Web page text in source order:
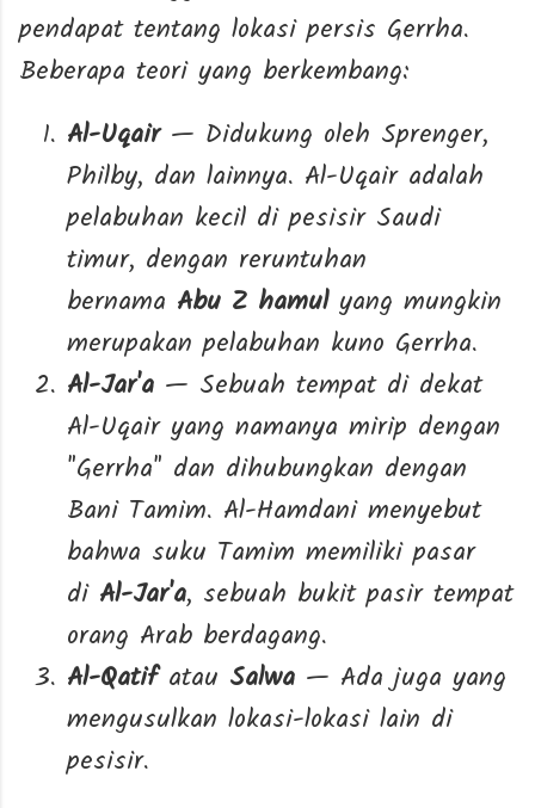
pendapat tentang lokasi persis Gerrha.
Beberapa teori yang berkembang:
Al-Uqair— Didukung oleh Sprenger,
Philby, dan lainnya. Al-Uqair adalah
pelabuhan kecil di pesisir Saudi
timur, dengan reruntuhan
bernama Abu Z hamulyang mungkin
merupakan pelabuhan kuno Gerrha.
Al-Jar'a — Sebuah tempat di dekat
Al-Uqair yang namanya mirip dengan
"Gerrha" dan dihubungkan dengan
Bani Tamim. Al-Hamdani menyebut
bahwa suku Tamim memiliki pasar
di Al-Jar'a, sebuah bukit pasir tempat
orang Arab berdagang.
Al-Qatifatau Salwa — Ada juga yang
mengusulkan lokasi-lokasi lain di
pesisir.